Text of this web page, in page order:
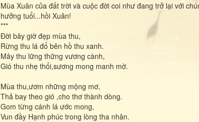
Mùa Xuân của đất trời và cuộc đời coi như đang trở lại với
hưởng tuổi...hồi Xuân!
***
Đời bây giờ đẹp mùa thu,
Rừng thu lá đổ bên hồ thu xanh.
Mây thu lững thững vương cành,
Gió thu nhẹ thổi,sương mong manh mờ.
Mùa thu,ươm những mộng mơ,
Thả bay theo gió ,cho thơ thành dòng.
Gom từng cánh lá ước mong,
Vun đầy Hạnh phúc trong lòng tha nhân.